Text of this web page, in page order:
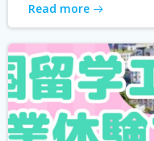
Read more